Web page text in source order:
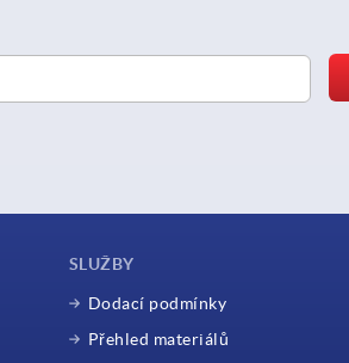
SLUŽBY
Dodací podmínky
Přehled materiálů